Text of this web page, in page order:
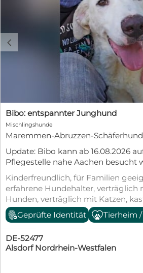
c
Bibo: entspannter Junghund
Mischlingshunde
Maremmen-Abruzzen-
Update: Bibo kann ab 16.08.2026
Pflegestelle nahe Aachen besucht
und seine Geschwister Biba, Bubo
wurden im mitten im Nirgendwo
Wanderer hörte ein Winseln und
kleinen Welpen. Sie wurden sofort
unserem Kooperationstierheim
Geschwister sehen sich sehr
man an seiner hellen
Oberlippe Bibo hat sich zu einem
entwickelt. Er hat immer gute
unbekümmert auf Menschen zu,
Kinderfreundlich, für Familien
erfahrene Hundehalter, verträglich
Hunden, verträglich mit Katzen,
geimpft (mind. Pflichtimpfungen),
gechipt, mit EU-Heimtierausweis,
Tierheim, Welpenwurf,
Geprüfte Identität Tierheim
DE-52477
Alsdorf Nordrhein-Westfalen